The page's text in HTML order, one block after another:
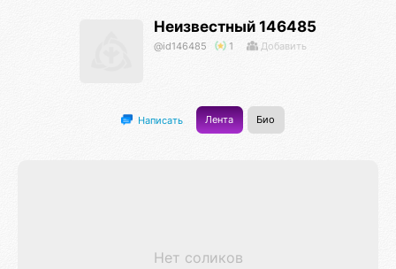
Неизвестный 146485
@id146485 1 Добавить
Написать Лента Био
Нет соликов